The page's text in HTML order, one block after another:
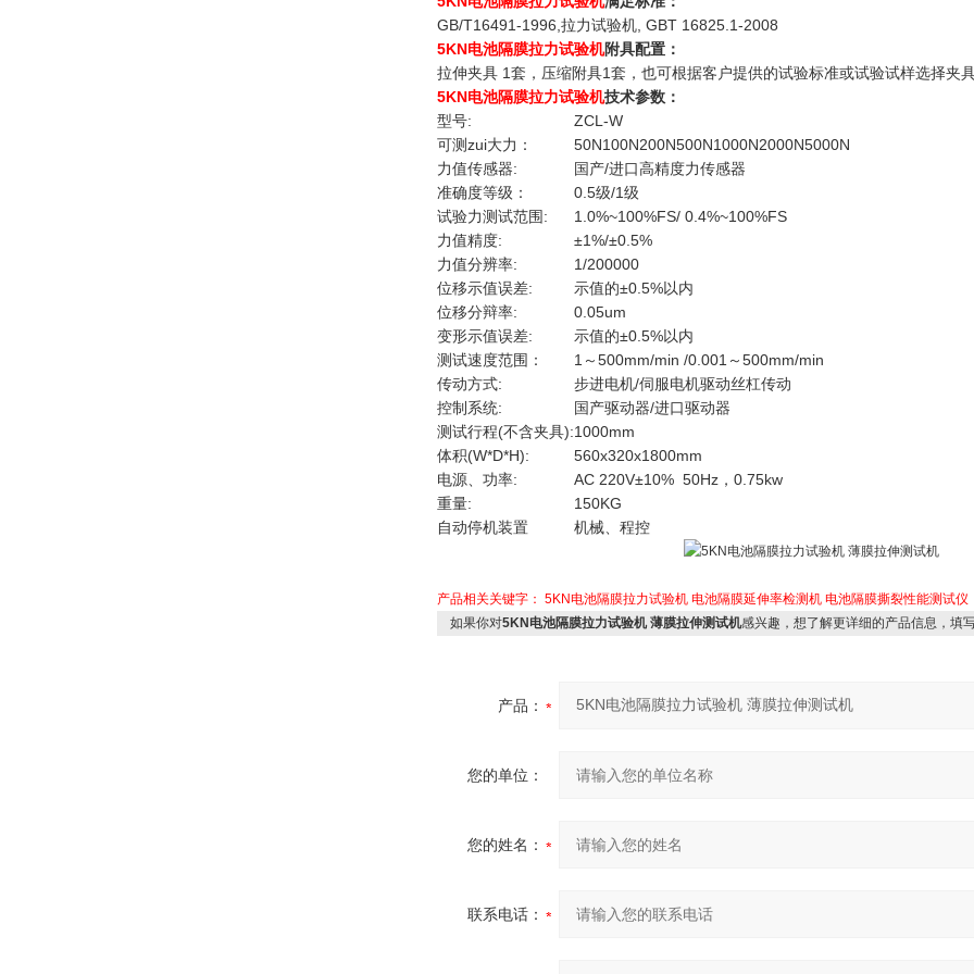
GB/T16491-1996,拉力试验机, GBT 16825.1-2008
5KN电池隔膜拉力试验机附具配置：
拉伸夹具 1套，压缩附具1套，也可根据客户提供的试验标准或试验试样选择夹
5KN电池隔膜拉力试验机技术参数：
型号:
ZCL-W
可测zui大力：
50N100N200N500N1000N2000N5000N
力值传感器:
国产/进口高精度力传感器
准确度等级：
0.5级/1级
试验力测试范围:
1.0%~100%FS/ 0.4%~100%FS
力值精度:
±1%/±0.5%
力值分辨率:
1/200000
位移示值误差:
示值的±0.5%以内
位移分辩率:
0.05um
变形示值误差:
示值的±0.5%以内
测试速度范围：
1～500mm/min /0.001～500mm/min
传动方式:
步进电机/伺服电机驱动丝杠传动
控制系统:
国产驱动器/进口驱动器
测试行程(不含夹具):1000mm
体积(W*D*H):
560x320x1800mm
电源、功率:
AC 220V±10% 50Hz，0.75kw
重量:
150KG
自动停机装置
机械、程控
产品相关关键字： 5KN电池隔膜拉力试验机 电池隔膜延伸率检测机 电池隔膜撕裂性能测试仪
如果你对5KN电池隔膜拉力试验机 薄膜拉伸测试机感兴趣，想了解更详细的产品信息，填
产品：
您的单位：
您的姓名：
联系电话：